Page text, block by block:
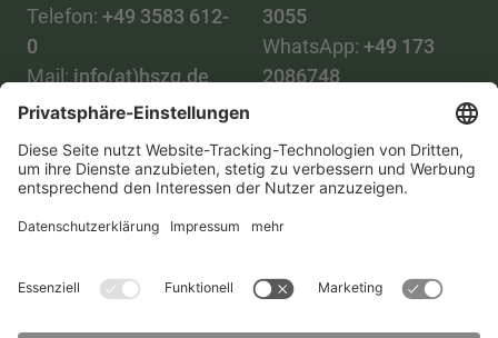
Telefon: +49 3583 612-
0
Mail: info(at)hszg.de
3055
WhatsApp: +49 173
2086748
Alle StudiengängeDatenschutz
ImpressumBarrierefreiheitPresse